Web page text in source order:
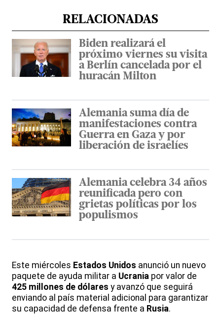
RELACIONADAS
Biden realizará el
próximo viernes su visita
a Berlín cancelada por el
huracán Milton
Alemania suma día de
manifestaciones contra
Guerra en Gaza y por
liberación de israelíes
Alemania celebra 34 años
reunificada pero con
grietas políticas por los
populismos
Este miércoles Estados Unidos anunció un nuevo
paquete de ayuda militar a Ucrania por valor de
425 millones de dólares y avanzó que seguirá
enviando al país material adicional para garantizar
su capacidad de defensa frente a Rusia.